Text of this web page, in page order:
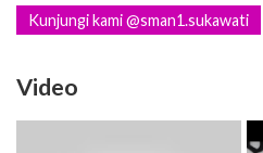
Kunjungi kami @sman1.sukawati
Video